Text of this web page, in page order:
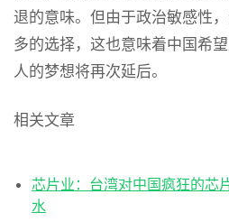
退的意味。但由于政治敏感性
多的选择，这也意味着中国希
人的梦想将再次延后。
相关文章
芯片业：台湾对中国疯狂的芯
水